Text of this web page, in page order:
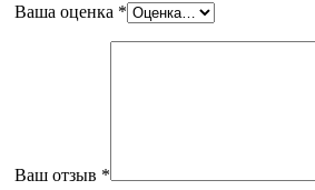
Ваша оценка *
Ваш отзыв *